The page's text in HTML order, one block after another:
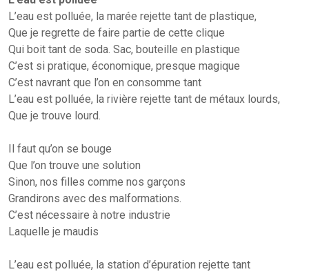
L’eau est polluée, la marée rejette tant de plastique,
Que je regrette de faire partie de cette clique
Qui boit tant de soda. Sac, bouteille en plastique
C’est si pratique, économique, presque magique
C’est navrant que l’on en consomme tant
L’eau est polluée, la rivière rejette tant de métaux lourds,
Que je trouve lourd.
Il faut qu’on se bouge
Que l’on trouve une solution
Sinon, nos filles comme nos garçons
Grandirons avec des malformations.
C’est nécessaire à notre industrie
Laquelle je maudis
L’eau est polluée, la station d’épuration rejette tant